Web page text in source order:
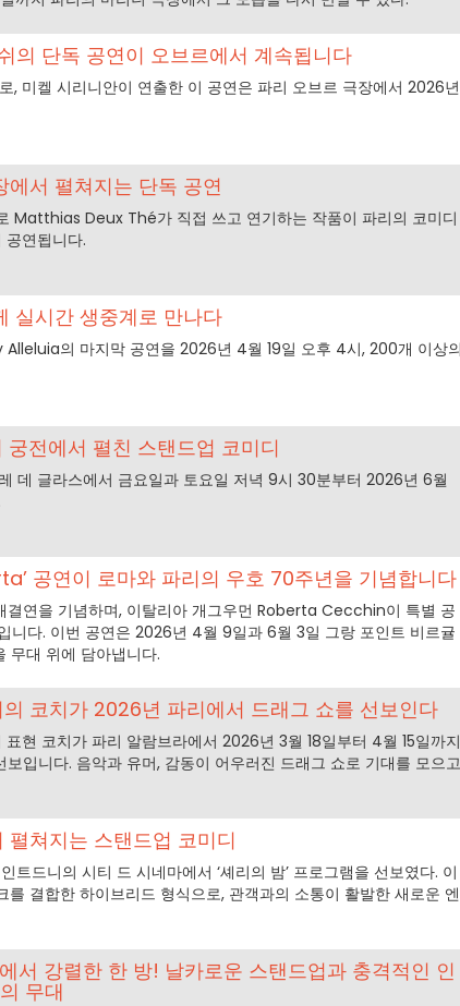
의 단독 공연이 오브르에서 계속됩니다
, 미켈 시리니안이 연출한 이 공연은 파리 오브르 극장에서 2026년
에서 펼쳐지는 단독 공연
Matthias Deux Thé가 직접 쓰고 연기하는 작품이 파리의 코미디
연됩니다.
실시간 생중계로 만나다
의 마지막 공연을 2026년 4월 19일 오후 4시, 200개 이상
전에서 펼친 스탠드업 코미디
데 글라스에서 금요일과 토요일 저녁 9시 30분부터 2026년 6월
공연이 로마와 파리의 우호 70주년을 기념합니다
결연을 기념하며, 이탈리아 개그우먼 Roberta Cecchin이 특별 공
니다. 이번 공연은 2026년 4월 9일과 6월 3일 그랑 포인트 비르귤
무대 위에 담아냅니다.
코치가 2026년 파리에서 드래그 쇼를 선보인다
현 코치가 파리 알람브라에서 2026년 3월 18일부터 4월 15일까지
입니다. 음악과 유머, 감동이 어우러진 드래그 쇼로 기대를 모으고
쳐지는 스탠드업 코미디
드니의 시티 드 시네마에서 ‘셰리의 밤’ 프로그램을 선보였다. 이
를 결합한 하이브리드 형식으로, 관객과의 소통이 활발한 새로운 엔
서 강렬한 한 방! 날카로운 스탠드업과 충격적인 인
무대